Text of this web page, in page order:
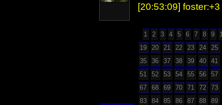
[20:53:09]
1 2 3 4 5 6 7 8 9
19
20 21 22 23 24
25
35
36 37 38 39 40
41
51
52 53 54 55 56
57
67
68 69 70 71 72
73
83
84 85 86 87 88
89